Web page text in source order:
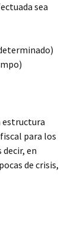
sea
estructura
para los
en
de crisis,